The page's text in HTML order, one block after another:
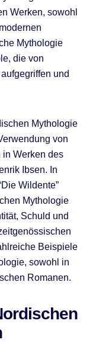
Werken, sowohl
Mythologie
die von
und
Mythologie
von
Werken des
Ibsen. In
Wildente”
Mythologie
Schuld und
Beispiele
sowohl in
Romanen.